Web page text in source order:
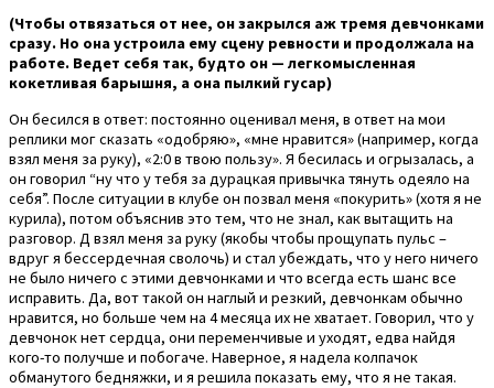
(Чтобы отвязаться от нее, он закрылся аж тремя девчонками
сразу. Но она устроила ему сцену ревности и продолжала на
работе. Ведет себя так, будто он — легкомысленная
кокетливая барышня, а она пылкий гусар)
Он бесился в ответ: постоянно оценивал меня, в ответ на мои
реплики мог сказать «одобряю», «мне нравится» (например, когда
взял меня за руку), «2:0 в твою пользу». Я бесилась и огрызалась, а
он говорил “ну что у тебя за дурацкая привычка тянуть одеяло на
себя”. После ситуации в клубе он позвал меня «покурить» (хотя я не
курила), потом объяснив это тем, что не знал, как вытащить на
разговор. Д взял меня за руку (якобы чтобы прощупать пульс –
вдруг я бессердечная сволочь) и стал убеждать, что у него ничего
не было ничего с этими девчонками и что всегда есть шанс все
исправить. Да, вот такой он наглый и резкий, девчонкам обычно
нравится, но больше чем на 4 месяца их не хватает. Говорил, что у
девчонок нет сердца, они переменчивые и уходят, едва найдя
кого-то получше и побогаче. Наверное, я надела колпачок
обманутого бедняжки, и я решила показать ему, что я не такая.